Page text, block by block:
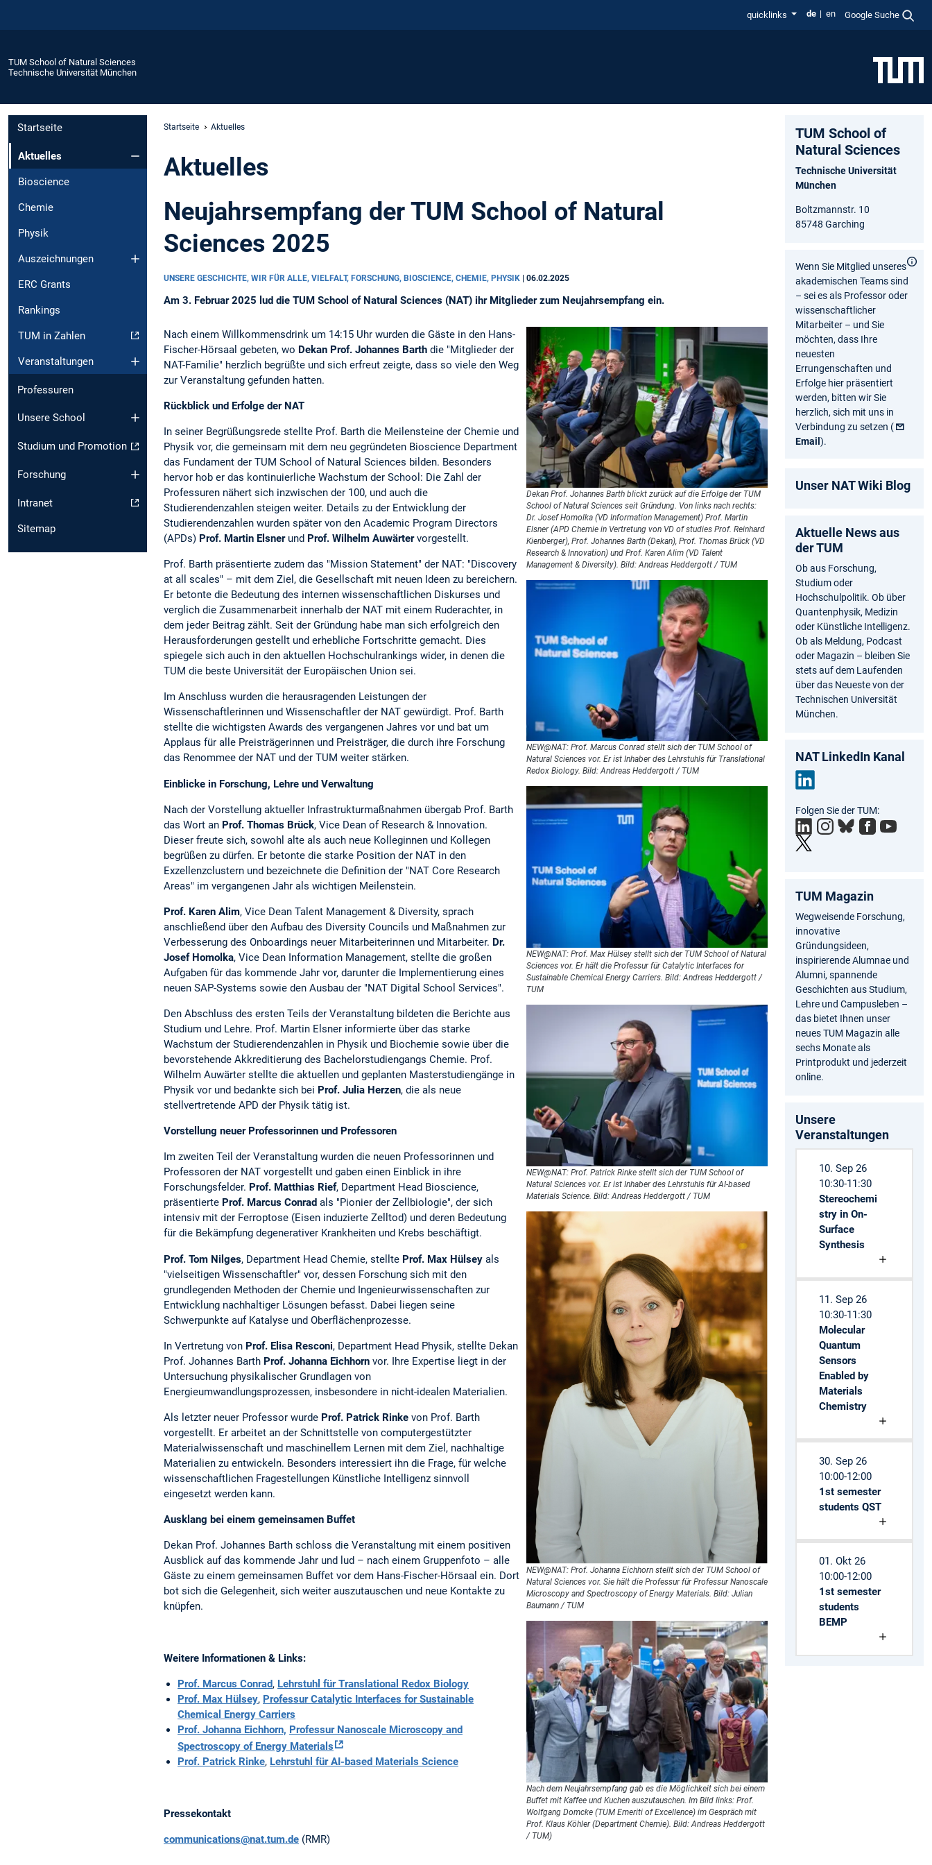
quicklinks de en Google Suche
TUM School of Natural Sciences
Technische Universität München
Startseite
Aktuelles
Bioscience
Chemie
Physik
Auszeichnungen
ERC Grants
Rankings
TUM in Zahlen
Veranstaltungen
Professuren
Unsere School
Studium und Promotion
Forschung
Intranet
Sitemap
Startseite Aktuelles
Aktuelles
Neujahrsempfang der TUM School of Natural
Sciences 2025
UNSERE GESCHICHTE, WIR FÜR ALLE, VIELFALT, FORSCHUNG, BIOSCIENCE, CHEMIE, PHYSIK | 06.02.2025
Am 3. Februar 2025 lud die TUM School of Natural Sciences (NAT) ihr Mitglieder zum Neujahrsempfang ein.
Dekan Prof. Johannes Barth blickt zurück auf die Erfolge der TUM
School of Natural Sciences seit Gründung. Von links nach rechts:
Dr. Josef Homolka (VD Information Management) Prof. Martin
Elsner (APD Chemie in Vertretung von VD of studies Prof. Reinhard
Kienberger), Prof. Johannes Barth (Dekan), Prof. Thomas Brück (VD
Research & Innovation) und Prof. Karen Alim (VD Talent
Management & Diversity). Bild: Andreas Heddergott / TUM
NEW@NAT: Prof. Marcus Conrad stellt sich der TUM School of
Natural Sciences vor. Er ist Inhaber des Lehrstuhls für Translational
Redox Biology. Bild: Andreas Heddergott / TUM
NEW@NAT: Prof. Max Hülsey stellt sich der TUM School of Natural
Sciences vor. Er hält die Professur für Catalytic Interfaces for
Sustainable Chemical Energy Carriers. Bild: Andreas Heddergott /
TUM
NEW@NAT: Prof. Patrick Rinke stellt sich der TUM School of
Natural Sciences vor. Er ist Inhaber des Lehrstuhls für AI-based
Materials Science. Bild: Andreas Heddergott / TUM
NEW@NAT: Prof. Johanna Eichhorn stellt sich der TUM School of
Natural Sciences vor. Sie hält die Professur für Professur Nanoscale
Microscopy and Spectroscopy of Energy Materials. Bild: Julian
Baumann / TUM
Nach dem Neujahrsempfang gab es die Möglichkeit sich bei einem
Buffet mit Kaffee und Kuchen auszutauschen. Im Bild links: Prof.
Wolfgang Domcke (TUM Emeriti of Excellence) im Gespräch mit
Prof. Klaus Köhler (Department Chemie). Bild: Andreas Heddergott
/ TUM)
Nach einem Willkommensdrink um 14:15 Uhr wurden die Gäste in den Hans-
Fischer-Hörsaal gebeten, wo Dekan Prof. Johannes Barth die "Mitglieder der
NAT-Familie" herzlich begrüßte und sich erfreut zeigte, dass so viele den Weg
zur Veranstaltung gefunden hatten.
Rückblick und Erfolge der NAT
In seiner Begrüßungsrede stellte Prof. Barth die Meilensteine der Chemie und
Physik vor, die gemeinsam mit dem neu gegründeten Bioscience Department
das Fundament der TUM School of Natural Sciences bilden. Besonders
hervor hob er das kontinuierliche Wachstum der School: Die Zahl der
Professuren nähert sich inzwischen der 100, und auch die
Studierendenzahlen steigen weiter. Details zu der Entwicklung der
Studierendenzahlen wurden später von den Academic Program Directors
(APDs) Prof. Martin Elsnerund Prof. Wilhelm Auwärtervorgestellt.
Prof. Barth präsentierte zudem das "Mission Statement" der NAT: "Discovery
at all scales" – mit dem Ziel, die Gesellschaft mit neuen Ideen zu bereichern.
Er betonte die Bedeutung des internen wissenschaftlichen Diskurses und
verglich die Zusammenarbeit innerhalb der NAT mit einem Ruderachter, in
dem jeder Beitrag zählt. Seit der Gründung habe man sich erfolgreich den
Herausforderungen gestellt und erhebliche Fortschritte gemacht. Dies
spiegele sich auch in den aktuellen Hochschulrankings wider, in denen die
TUM die beste Universität der Europäischen Union sei.
Im Anschluss wurden die herausragenden Leistungen der
Wissenschaftlerinnen und Wissenschaftler der NAT gewürdigt. Prof. Barth
stellte die wichtigsten Awards des vergangenen Jahres vor und bat um
Applaus für alle Preisträgerinnen und Preisträger, die durch ihre Forschung
das Renommee der NAT und der TUM weiter stärken.
Einblicke in Forschung, Lehre und Verwaltung
Nach der Vorstellung aktueller Infrastrukturmaßnahmen übergab Prof. Barth
das Wort an Prof. Thomas Brück, Vice Dean of Research & Innovation.
Dieser freute sich, sowohl alte als auch neue Kolleginnen und Kollegen
begrüßen zu dürfen. Er betonte die starke Position der NAT in den
Exzellenzclustern und bezeichnete die Definition der "NAT Core Research
Areas" im vergangenen Jahr als wichtigen Meilenstein.
Prof. Karen Alim, Vice Dean Talent Management & Diversity, sprach
anschließend über den Aufbau des Diversity Councils und Maßnahmen zur
Verbesserung des Onboardings neuer Mitarbeiterinnen und Mitarbeiter. Dr.
Josef Homolka, Vice Dean Information Management, stellte die großen
Aufgaben für das kommende Jahr vor, darunter die Implementierung eines
neuen SAP-Systems sowie den Ausbau der "NAT Digital School Services".
Den Abschluss des ersten Teils der Veranstaltung bildeten die Berichte aus
Studium und Lehre. Prof. Martin Elsner informierte über das starke
Wachstum der Studierendenzahlen in Physik und Biochemie sowie über die
bevorstehende Akkreditierung des Bachelorstudiengangs Chemie. Prof.
Wilhelm Auwärter stellte die aktuellen und geplanten Masterstudiengänge in
Physik vor und bedankte sich bei Prof. Julia Herzen, die als neue
stellvertretende APD der Physik tätig ist.
Vorstellung neuer Professorinnen und Professoren
Im zweiten Teil der Veranstaltung wurden die neuen Professorinnen und
Professoren der NAT vorgestellt und gaben einen Einblick in ihre
Forschungsfelder. Prof. Matthias Rief, Department Head Bioscience,
präsentierte Prof. Marcus Conrad als "Pionier der Zellbiologie", der sich
intensiv mit der Ferroptose (Eisen induzierte Zelltod) und deren Bedeutung
für die Bekämpfung degenerativer Krankheiten und Krebs beschäftigt.
Prof. Tom Nilges, Department Head Chemie, stellte Prof. Max Hülsey als
"vielseitigen Wissenschaftler" vor, dessen Forschung sich mit den
grundlegenden Methoden der Chemie und Ingenieurwissenschaften zur
Entwicklung nachhaltiger Lösungen befasst. Dabei liegen seine
Schwerpunkte auf Katalyse und Oberflächenprozesse.
In Vertretung von Prof. Elisa Resconi, Department Head Physik, stellte Dekan
Prof. Johannes Barth Prof. Johanna Eichhorn vor. Ihre Expertise liegt in der
Untersuchung physikalischer Grundlagen von
Energieumwandlungsprozessen, insbesondere in nicht-idealen Materialien.
Als letzter neuer Professor wurde Prof. Patrick Rinke von Prof. Barth
vorgestellt. Er arbeitet an der Schnittstelle von computergestützter
Materialwissenschaft und maschinellem Lernen mit dem Ziel, nachhaltige
Materialien zu entwickeln. Besonders interessiert ihn die Frage, für welche
wissenschaftlichen Fragestellungen Künstliche Intelligenz sinnvoll
eingesetzt werden kann.
Ausklang bei einem gemeinsamen Buffet
Dekan Prof. Johannes Barth schloss die Veranstaltung mit einem positiven
Ausblick auf das kommende Jahr und lud – nach einem Gruppenfoto – alle
Gäste zu einem gemeinsamen Buffet vor dem Hans-Fischer-Hörsaal ein. Dort
bot sich die Gelegenheit, sich weiter auszutauschen und neue Kontakte zu
knüpfen.
Weitere Informationen & Links:
Prof. Marcus Conrad, Lehrstuhl für Translational Redox Biology
Prof. Max Hülsey, Professur Catalytic Interfaces for Sustainable
Chemical Energy Carriers
Prof. Johanna Eichhorn, Professur Nanoscale Microscopy and
Spectroscopy of Energy Materials
Prof. Patrick Rinke, Lehrstuhl für AI-based Materials Science
Pressekontakt
communications@nat.tum.de (RMR)
TUM School of
Natural Sciences
Technische Universität
München
Boltzmannstr. 10
85748 Garching
Wenn Sie Mitglied unseres
akademischen Teams sind
– sei es als Professor oder
wissenschaftlicher
Mitarbeiter – und Sie
möchten, dass Ihre
neuesten
Errungenschaften und
Erfolge hier präsentiert
werden, bitten wir Sie
herzlich, sich mit uns in
Verbindung zu setzen (
Email ).
Unser NAT Wiki Blog
Aktuelle News aus
der TUM
Ob aus Forschung,
Studium oder
Hochschulpolitik. Ob über
Quantenphysik, Medizin
oder Künstliche Intelligenz.
Ob als Meldung, Podcast
oder Magazin – bleiben Sie
stets auf dem Laufenden
über das Neueste von der
Technischen Universität
München.
NAT LinkedIn Kanal
edIn
Folgen Sie der TUM:
TUM Magazin
Wegweisende Forschung,
innovative
Gründungsideen,
inspirierende Alumnae und
Alumni, spannende
Geschichten aus Studium,
Lehre und Campusleben –
das bietet Ihnen unser
neues TUM Magazin alle
sechs Monate als
Printprodukt und jederzeit
online.
Unsere
Veranstaltungen
10. Sep 26
10:30-11:30
Stereochemi
stry in On-
Surface
Synthesis
11. Sep 26
10:30-11:30
Molecular
Quantum
Sensors
Enabled by
Materials
Chemistry
30. Sep 26
10:00-12:00
1st semester
students QST
01. Okt 26
10:00-12:00
1st semester
students
BEMP